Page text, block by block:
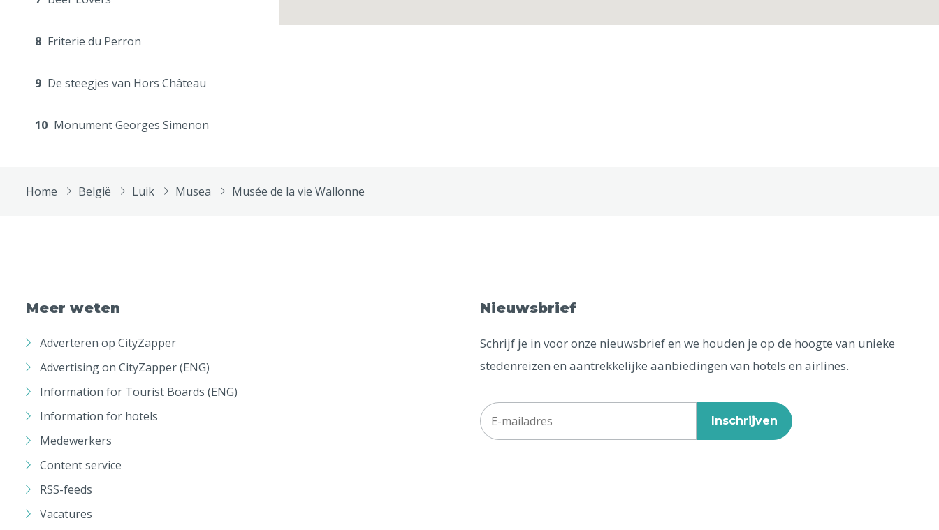
8 Friterie du Perron
9 De steegjes van Hors Château
10 Monument Georges Simenon
Home België Luik Musea Musée de la vie Wallonne
Meer weten
Adverteren op CityZapper
Advertising on CityZapper (ENG)
Information for Tourist Boards (ENG)
Information for hotels
Medewerkers
Content service
RSS-feeds
Vacatures
Nieuwsbrief
Schrijf je in voor onze nieuwsbrief en we houden je op de hoogte van unieke
stedenreizen en aantrekkelijke aanbiedingen van hotels en airlines.
Inschrijven